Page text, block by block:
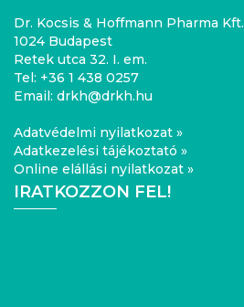
Dr. Kocsis & Hoffmann Pharma Kft.
1024 Budapest
Retek utca 32. I. em.
Tel: +36 1 438 0257
Email: drkh@drkh.hu
Adatvédelmi nyilatkozat »
Adatkezelési tájékoztató »
Online elállási nyilatkozat »
IRATKOZZON FEL!